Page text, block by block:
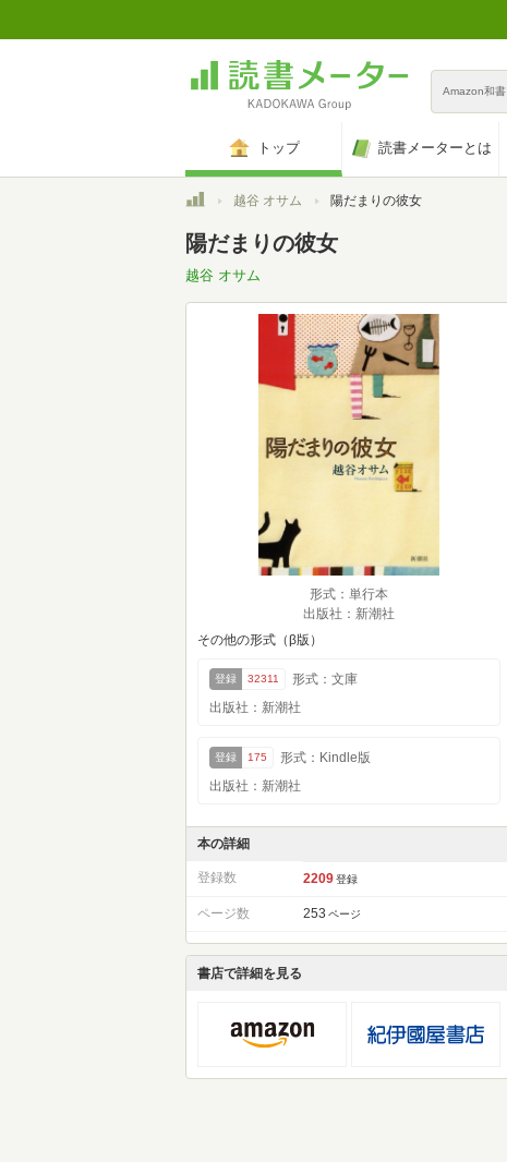
Amazon和書
トップ 読書メーターとは
トップ越谷 オサム 陽だまりの彼女
陽だまりの彼女
越谷 オサム
形式：単行本
出版社：新潮社
その他の形式（β版）
登録 32311
形式：文庫
出版社：新潮社
登録 175
形式：Kindle版
出版社：新潮社
本の詳細
登録数 2209 登録
ページ数 253 ページ
書店で詳細を見る